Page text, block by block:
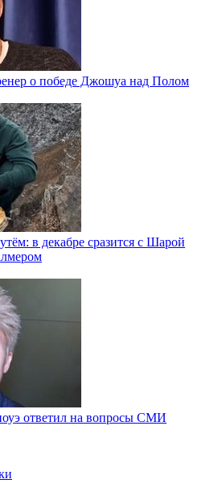
о победе Джошуа над Полом
в декабре сразится с Шарой
ответил на вопросы СМИ